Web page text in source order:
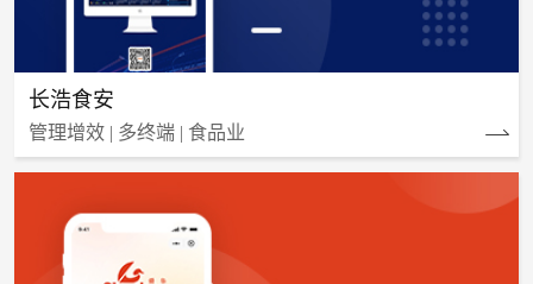
长浩食安
管理增效 | 多终端 | 食品业